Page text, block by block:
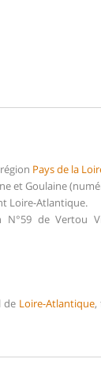
Pays de la
et Goulaine
Loire-Atlantique.
de Vertou
de Loire-Atlantique,